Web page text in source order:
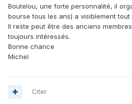
Boutelou, une forte personnalité, il
bourse tous les ans) a visiblement tout
Il reste peut être des anciens
toujours intéressés.
Bonne chance
Michel
Citer